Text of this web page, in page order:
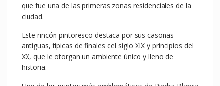
que fue una de las primeras zonas residenciales de la
ciudad.
Este rincón pintoresco destaca por sus casonas
antiguas, típicas de finales del siglo XIX y principios del
XX, que le otorgan un ambiente único y lleno de
historia.